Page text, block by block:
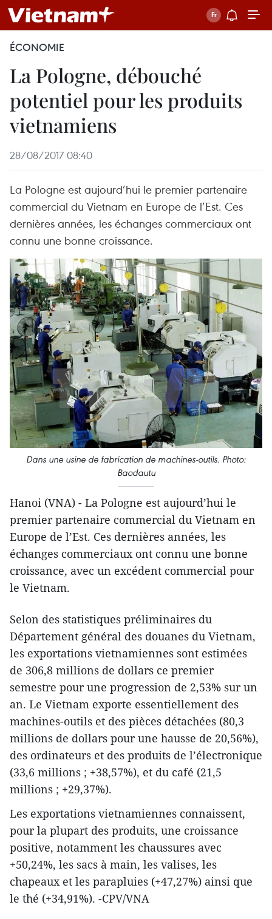
ÉCONOMIE
La Pologne, débouché
potentiel pour les produits
vietnamiens
28/08/2017 08:40
La Pologne est aujourd’hui le premier partenaire
commercial du Vietnam en Europe de l’Est. Ces
dernières années, les échanges commerciaux ont
connu une bonne croissance.
Dans une usine de fabrication de machines-outils. Photo:
Baodautu
Hanoi (VNA) - La Pologne est aujourd’hui le
premier partenaire commercial du Vietnam en
Europe de l’Est. Ces dernières années, les
échanges commerciaux ont connu une bonne
croissance, avec un excédent commercial pour
le Vietnam.
Selon des statistiques préliminaires du
Département général des douanes du Vietnam,
les exportations vietnamiennes sont estimées
de 306,8 millions de dollars ce premier
semestre pour une progression de 2,53% sur un
an. Le Vietnam exporte essentiellement des
machines-outils et des pièces détachées (80,3
millions de dollars pour une hausse de 20,56%),
des ordinateurs et des produits de l’électronique
(33,6 millions ​; +38,57%), et du café (21,5
millions ; +29,37%).
Les exportations vietnamiennes connaissent,
pour la plupart des produits, une croissance
positive, notamment les chaussures avec
+50,24%, les sacs à main, les valises, les
chapeaux et les parapluies (+47,27%) ainsi que
le thé (+34,91%). -CPV/VNA